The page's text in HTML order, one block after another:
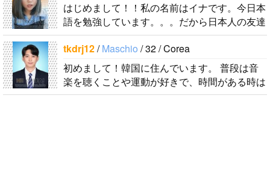
はじめまして！！私の名前はイナです。今日本
語を勉強しています。。。だから日本人の友達
を作りたいです。よろしくおねがいします..
tkdrj12/Maschio / 32 / Corea
初めまして！韓国に住んでいます。 ​普段は音
楽を聴くことや運動が好きで、時間がある時は
釣りに行くのが本当に大好きです。最近はいい